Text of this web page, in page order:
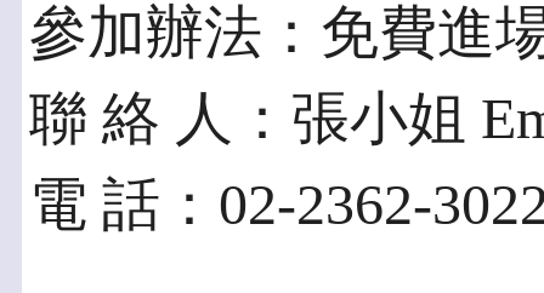
參加辦法：免費進
聯 絡 人：張小姐
電 話：02-2362-